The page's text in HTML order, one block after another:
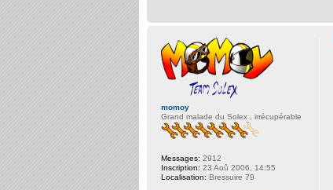
momoy
Grand malade du Solex , irrécupérable
Messages: 2912
Inscription: 23 Aoû 2006, 14:55
Localisation: Bressuire 79